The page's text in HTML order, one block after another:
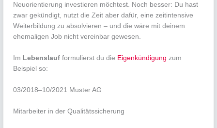
Neuorientierung investieren möchtest. Noch besser: Du hast
zwar gekündigt, nutzt die Zeit aber dafür, eine zeitintensive
Weiterbildung zu absolvieren – und die wäre mit deinem
ehemaligen Job nicht vereinbar gewesen.
Im Lebenslauf formulierst du die Eigenkündigung zum
Beispiel so:
03/2018–10/2021 Muster AG
Mitarbeiter in der Qualitätssicherung